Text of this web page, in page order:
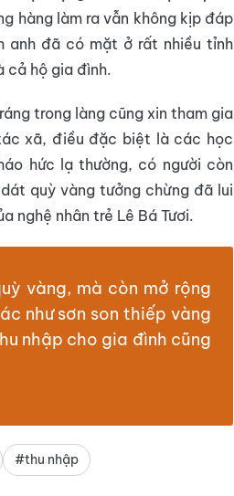
hàng làm ra vẫn không kịp đáp
anh đã có mặt ở rất nhiều tỉnh
cả hộ gia đình.
trong làng cũng xin tham gia
xã, điều đặc biệt là các học
hức lạ thường, có người còn
quỳ vàng tưởng chừng đã lui
nghệ nhân trẻ Lê Bá Tươi.
vàng, mà còn mở rộng
như sơn son thiếp vàng
nhập cho gia đình cũng
#thu nhập